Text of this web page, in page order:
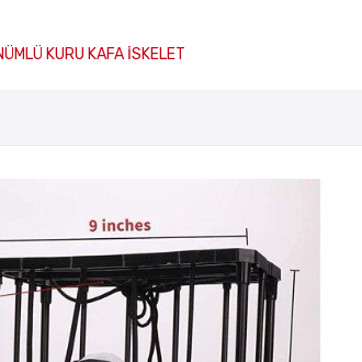
ANASAYFA
KURU KAFA İSKELET